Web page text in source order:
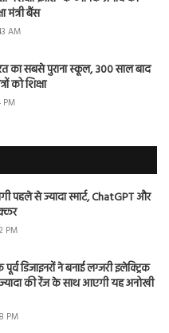
मंत्री बैंस
AM
का सबसे पुराना स्कूल, 300 साल बाद
को शिक्षा
PM
पहले से ज्यादा स्मार्ट, ChatGPT और
PM
डिजाइनरों ने बनाई लग्जरी इलेक्ट्रिक
की रेंज के साथ आएगी यह अनोखी
PM